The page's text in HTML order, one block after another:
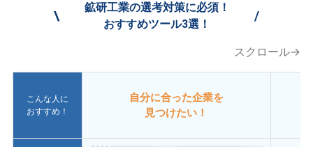
\
鉱研工業の選考対策に必須！
おすすめツール3選！
/
スクロール→
こんな人に
おすすめ！
自分に合った企業を
見つけたい！